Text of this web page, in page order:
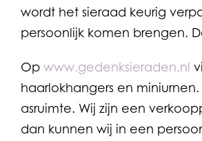
wordt het sieraad keurig
persoonlijk komen brengen.
Op www.gedenksieraden.nl
haarlokhangers en
asruimte. Wij zijn een
dan kunnen wij in een